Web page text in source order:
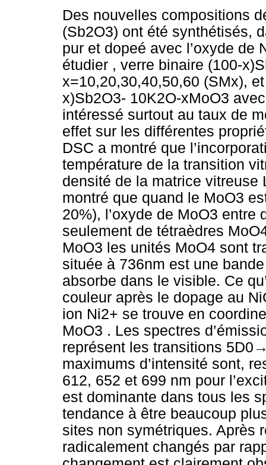
Des nouvelles compositions
(Sb2O3) ont été synthétisés,
pur et dopeé avec l’oxyde de
étudier , verre binaire (100-
x=10,20,30,40,50,60 (SMx),
x)Sb2O3- 10K2O-xMoO3
intéressé surtout au taux de
effet sur les différentes
DSC a montré que
température de la transition
densité de la matrice vitreuse
montré que quand le MoO3
20%), l’oxyde de MoO3
seulement de tétraèdres
MoO3 les unités MoO4 sont
située à 736nm est une
absorbe dans le visible. Ce
couleur après le dopage au
ion Ni2+ se trouve en
MoO3 . Les spectres
représent les transitions
maximums d’intensité sont,
612, 652 et 699 nm pour
est dominante dans tous les
tendance à être beaucoup
sites non symétriques. Après
radicalement changés par